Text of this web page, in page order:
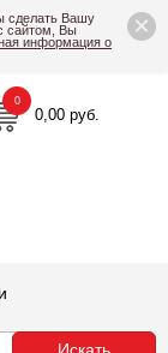
×
сделать Вашу
сайтом, Вы
информация о
0,00 руб.
0